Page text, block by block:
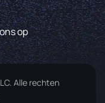
op
Alle rechten